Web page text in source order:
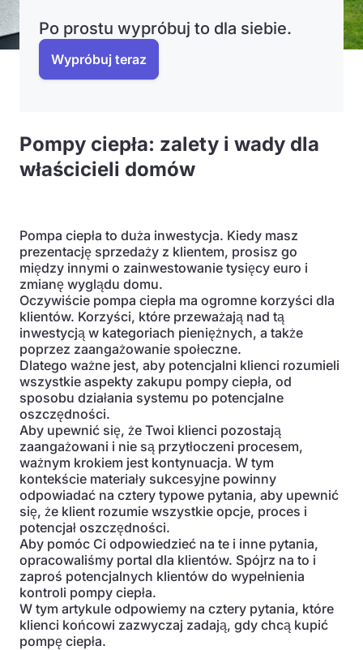
Po prostu wypróbuj to dla siebie.
Wypróbuj teraz
Pompy ciepła: zalety i wady dla
właścicieli domów
Pompa ciepła to duża inwestycja. Kiedy masz
prezentację sprzedaży z klientem, prosisz go
między innymi o zainwestowanie tysięcy euro i
zmianę wyglądu domu.
Oczywiście pompa ciepła ma ogromne korzyści dla
klientów. Korzyści, które przeważają nad tą
inwestycją w kategoriach pieniężnych, a także
poprzez zaangażowanie społeczne.
Dlatego ważne jest, aby potencjalni klienci rozumieli
wszystkie aspekty zakupu pompy ciepła, od
sposobu działania systemu po potencjalne
oszczędności.
Aby upewnić się, że Twoi klienci pozostają
zaangażowani i nie są przytłoczeni procesem,
ważnym krokiem jest kontynuacja. W tym
kontekście materiały sukcesyjne powinny
odpowiadać na cztery typowe pytania, aby upewnić
się, że klient rozumie wszystkie opcje, proces i
potencjał oszczędności.
Aby pomóc Ci odpowiedzieć na te i inne pytania,
opracowaliśmy portal dla klientów. Spójrz na to i
zaproś potencjalnych klientów do wypełnienia
kontroli pompy ciepła.
W tym artykule odpowiemy na cztery pytania, które
klienci końcowi zazwyczaj zadają, gdy chcą kupić
pompę ciepła.